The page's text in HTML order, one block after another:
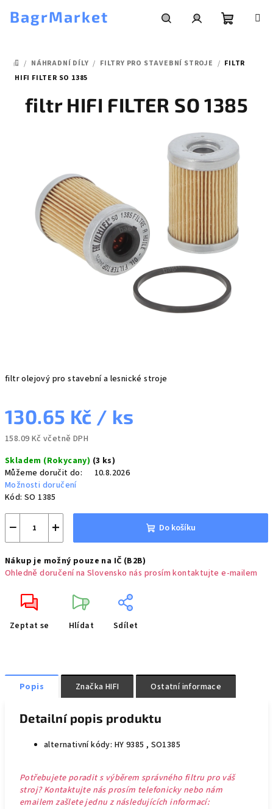
BagrMarket
DOMŮ
/ NÁHRADNÍ DÍLY / FILTRY PRO STAVEBNÍ STROJE / FILTR
HIFI FILTER SO 1385
filtr olejový pro stavební a lesnické stroje
130.65 Kč / ks
158.09 Kč včetně DPH
cena:
Skladem (Rokycany) (3 ks)
Můžeme doručit do:
10.8.2026
Možnosti doručení
Kód: SO 1385
+
− Do košíku
Nákup je možný pouze na IČ (B2B)
Ohledně doručení na Slovensko nás prosím kontaktujte e-mailem
Zeptat se Hlídat Sdílet
filtr HIFI FILTER SO 1385
Popis Značka HIFI Ostatní informace
Detailní popis produktu
alternativní kódy: HY 9385 , SO1385
Potřebujete poradit s výběrem správného filtru pro váš
stroj? Kontaktujte nás prosím telefonicky nebo nám
emailem zašlete jednu z následujících informací: